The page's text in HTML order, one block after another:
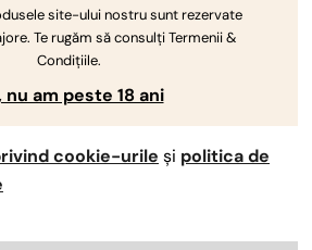
site-ului nostru sunt rezervate
Te rugăm să consulți Termenii &
Condițiile.
nu am peste 18 ani
cookie-urile și politica de